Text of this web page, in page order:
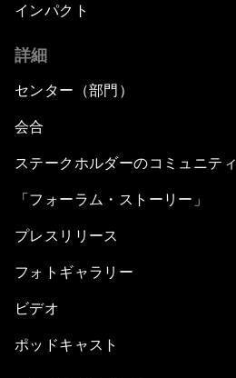
インパクト
詳細
センター（部門）
会合
ステークホルダーのコミュニティ
「フォーラム・ストーリー」
プレスリリース
フォトギャラリー
ビデオ
ポッドキャスト